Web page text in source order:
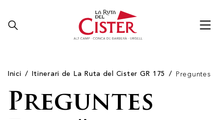
Inici Itinerari de La Ruta del Cister GR 175 Preguntes
Preguntes